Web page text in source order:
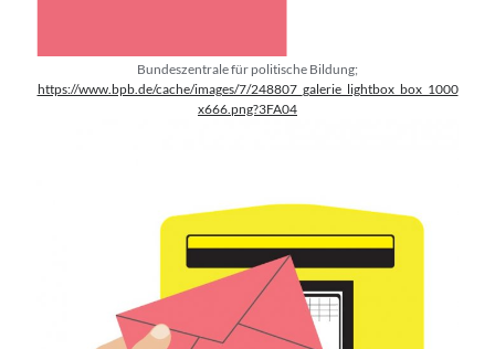
Bundeszentrale für politische Bildung;
https://www.bpb.de/cache/images/7/248807_galerie_lightbox_box_1000
x666.png?3FA04